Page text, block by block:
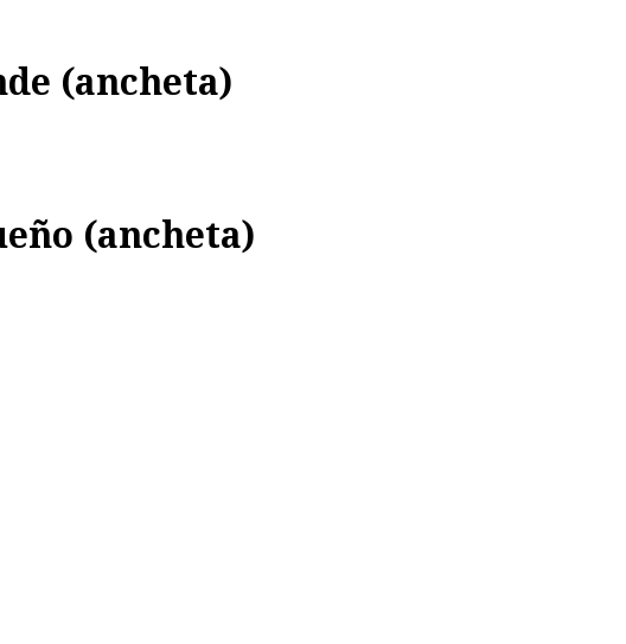
(ancheta)
(ancheta)